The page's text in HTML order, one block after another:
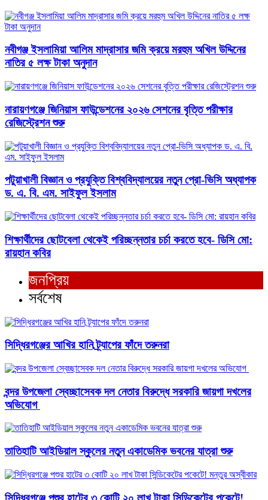
নবীগঞ্জ ইসলামিয়া আলিম মাদ্রাসার জমি ক্রয়ে মরহুম অখিল উদ্দিনের
নাতির ৫ লক্ষ টাকা অনুদান
নারায়ণগঞ্জে জিনিয়াস ফাউন্ডেশনের ২০২৬ সেশনের বৃত্তি পরীক্ষার
রেজিস্ট্রেশন শুরু
পটুয়াখালী বিজ্ঞান ও প্রযুক্তি বিশ্ববিদ্যালয়ের নতুন প্রো-ভিসি অধ্যাপক
ড. এ. বি. এম. সাইফুল ইসলাম
শিক্ষার্থীদের ছোটবেলা থেকেই পরিচ্ছন্নতার চর্চা করতে হবে- ডিসি মো:
রায়হান কবির
জনপ্রিয়
সর্বশেষ
সিদ্ধিরগঞ্জের আখির হানি ট্র্যাপের ফাঁদে তরুনরা
বন্দর উপজেলা স্বেচ্ছাসেবক দল নেতার বিরুদ্ধে সরকারি জায়গা দখলের
অভিযোগ ‎
তাতিহাটি আইডিয়াল স্কুলের নতুন একাডেমিক ভবনের যাত্রা শুরু